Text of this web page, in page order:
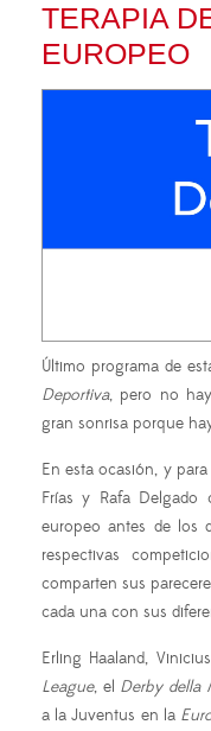
TERAPIA
EUROPEO
Último programa de
Deportiva, pero no
gran sonrisa porque
En esta ocasión, y
Frías y Rafa Delgado
europeo antes de los
respectivas
comparten sus
cada una con sus
Erling Haaland,
League, el Derby della
a la Juventus en la